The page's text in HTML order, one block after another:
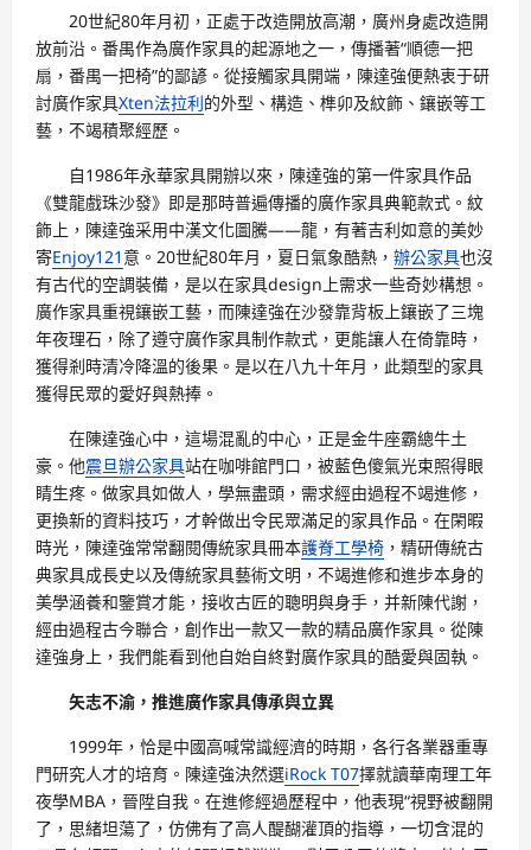
20世紀80年月初，正處于改造開放高潮，廣州身處改造開
放前沿。番禺作為廣作家具的起源地之一，傳播著“順德一把
扇，番禺一把椅”的鄙諺。從接觸家具開端，陳達強便熱衷于研
討廣作家具Xten法拉利的外型、構造、榫卯及紋飾、鑲嵌等工
藝，不竭積聚經歷。
自1986年永華家具開辦以來，陳達強的第一件家具作品
《雙龍戲珠沙發》即是那時普遍傳播的廣作家具典範款式。紋
飾上，陳達強采用中漢文化圖騰——龍，有著吉利如意的美妙
寄Enjoy121 意。20世紀80年月，夏日氣象酷熱， 辦公家具也沒
有古代的空調裝備，是以在家具design上需求一些奇妙構想。
廣作家具重視鑲嵌工藝，而陳達強在沙發靠背板上鑲嵌了三塊
年夜理石，除了遵守廣作家具制作款式，更能讓人在倚靠時，
獲得剎時清冷降溫的後果。是以在八九十年月，此類型的家具
獲得民眾的愛好與熱捧。
在陳達強心中，這場混亂的中心，正是金牛座霸總牛土
豪。他震旦辦公家具站在咖啡館門口，被藍色傻氣光束照得眼
睛生疼。做家具如做人，學無盡頭，需求經由過程不竭進修，
更換新的資料技巧，才幹做出令民眾滿足的家具作品。在閑暇
時光，陳達強常常翻閱傳統家具冊本護脊工學椅 ，精研傳統古
典家具成長史以及傳統家具藝術文明，不竭進修和進步本身的
美學涵養和鑒賞才能，接收古匠的聰明與身手，并新陳代謝，
經由過程古今聯合，創作出一款又一款的精品廣作家具。從陳
達強身上，我們能看到他自始自終對廣作家具的酷愛與固執。
矢志不渝，推進廣作家具傳承與立異
1999年，恰是中國高喊常識經濟的時期，各行各業器重專
門研究人才的培育。陳達強決然選iRock T07擇就讀華南理工年
夜學MBA，晉陞自我。在進修經過歷程中，他表現“視野被翻開
了，思緒坦蕩了，仿佛有了高人醍醐灌頂的指導，一切含混的